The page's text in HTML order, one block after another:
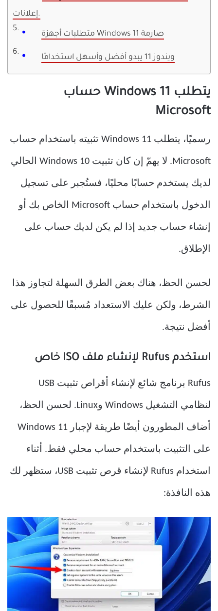
إعلانات.
متطلبات أجهزة Windows 11 صارمة
ويندوز 11 يبدو أفضل وأسهل استخدامًا
يتطلب Windows 11 حساب
Microsoft
رسميًا، يتطلب Windows 11 تثبيته باستخدام حساب
Microsoft. لا يهمّ إن كان تثبيت Windows 10 الحالي
لديك يستخدم حسابًا محليًا، فستُجبر على تسجيل
الدخول باستخدام حساب Microsoft الخاص بك أو
إنشاء حساب جديد إذا لم يكن لديك حساب على
الإطلاق.
لحسن الحظ، هناك بعض الطرق السهلة لتجاوز هذا
الشرط، ولكن عليك الاستعداد مُسبقًا للحصول على
أفضل نتيجة.
استخدم Rufus لإنشاء ملف ISO خاص
Rufus برنامج شائع لإنشاء أقراص تثبيت USB
لنظامي التشغيل Windows وLinux. لحسن الحظ،
أضاف المطورون أيضًا طريقة لإجبار Windows 11
على التثبيت باستخدام حساب محلي فقط. أثناء
استخدام Rufus لإنشاء قرص تثبيت USB، ستظهر لك
هذه النافذة: